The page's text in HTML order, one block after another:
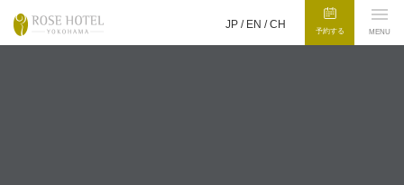
JP / EN /CH
予約する MENU